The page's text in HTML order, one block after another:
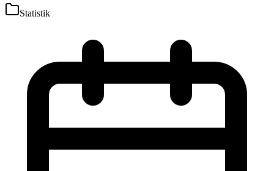
Statistik